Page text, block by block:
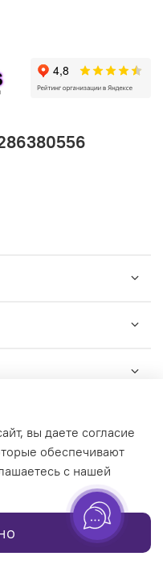
торговый знак. Любое
разрешения
вы даете согласие
обеспечивают
с нашей